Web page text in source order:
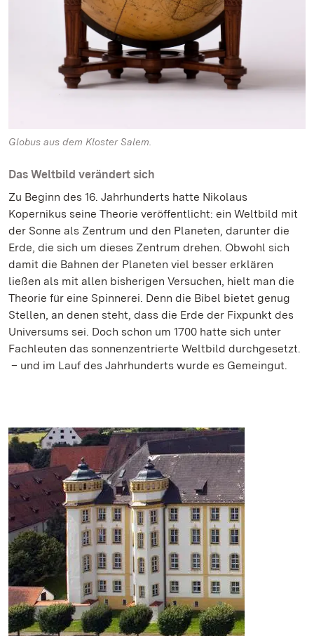
Globus aus dem Kloster Salem.
Das Weltbild verändert sich
Zu Beginn des 16. Jahrhunderts hatte Nikolaus
Kopernikus seine Theorie veröffentlicht: ein Weltbild mit
der Sonne als Zentrum und den Planeten, darunter die
Erde, die sich um dieses Zentrum drehen. Obwohl sich
damit die Bahnen der Planeten viel besser erklären
ließen als mit allen bisherigen Versuchen, hielt man die
Theorie für eine Spinnerei. Denn die Bibel bietet genug
Stellen, an denen steht, dass die Erde der Fixpunkt des
Universums sei. Doch schon um 1700 hatte sich unter
Fachleuten das sonnenzentrierte Weltbild durchgesetzt.
– und im Lauf des Jahrhunderts wurde es Gemeingut.